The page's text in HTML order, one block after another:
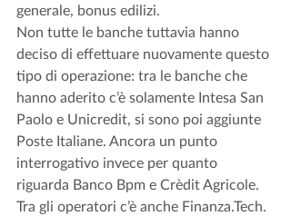
generale, bonus edilizi.
Non tutte le banche tuttavia hanno
deciso di effettuare nuovamente questo
tipo di operazione: tra le banche che
hanno aderito c’è solamente Intesa San
Paolo e Unicredit, si sono poi aggiunte
Poste Italiane. Ancora un punto
interrogativo invece per quanto
riguarda Banco Bpm e Crèdit Agricole.
Tra gli operatori c’è anche Finanza.Tech.